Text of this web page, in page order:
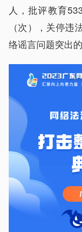
人，批评教育
（次），关停违
络谣言问题突出